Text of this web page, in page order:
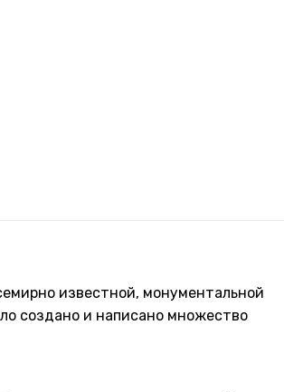
известной, монументальной
создано и написано множество